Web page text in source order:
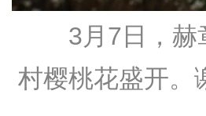
3月7日，赫
村樱桃花盛开。